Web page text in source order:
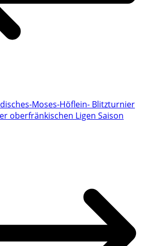
Moses-Höflein- Blitzturnier
oberfränkischen Ligen Saison